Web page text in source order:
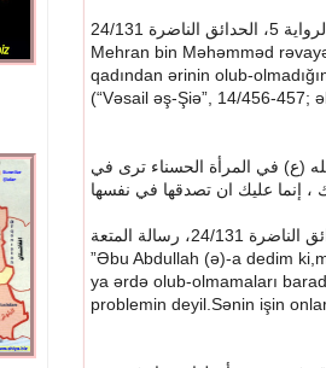
، الحدائق الناضرة 1
Mehran bin Məhəmməd
qadından ərinin olub-
(“Vəsail əş-Şiə”, 14/456-457;
(ع) في المرأة الحسناء ترى في
، إنما عليك ان تصدقها في نفسها
الناضرة ، رسالة المتعة
”Əbu Abdullah (ə)-a dedim
ya ərdə olub-olmamaları
problemin deyil.Sənin işin